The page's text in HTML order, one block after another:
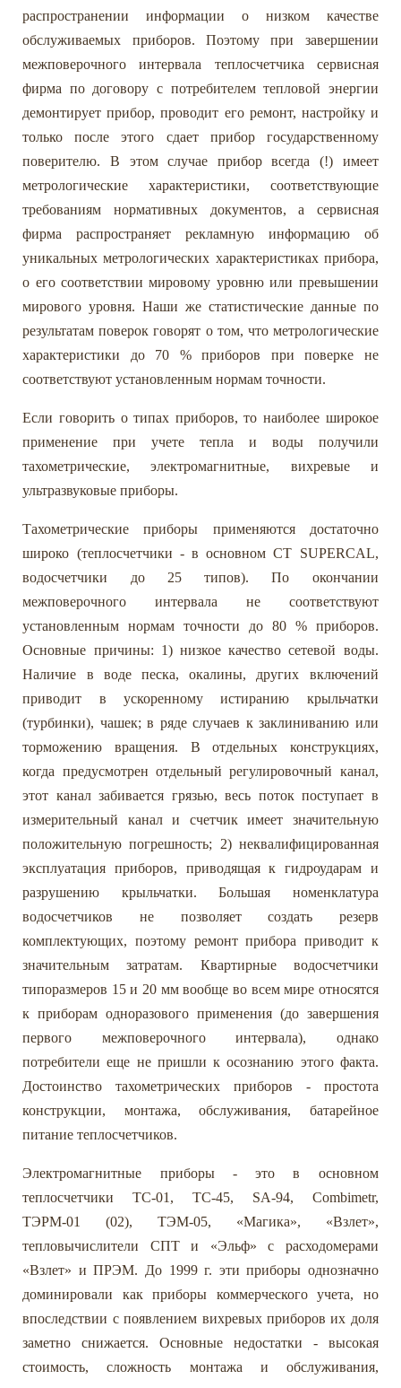
распространении информации о низком качестве
обслуживаемых приборов. Поэтому при завершении
межповерочного интервала теплосчетчика сервисная
фирма по договору с потребителем тепловой энергии
демонтирует прибор, проводит его ремонт, настройку и
только после этого сдает прибор государственному
поверителю. В этом случае прибор всегда (!) имеет
метрологические характеристики, соответствующие
требованиям нормативных документов, а сервисная
фирма распространяет рекламную информацию об
уникальных метрологических характеристиках прибора,
о его соответствии мировому уровню или превышении
мирового уровня. Наши же статистические данные по
результатам поверок говорят о том, что метрологические
характеристики до 70 % приборов при поверке не
соответствуют установленным нормам точности.
Если говорить о типах приборов, то наиболее широкое
применение при учете тепла и воды получили
тахометрические, электромагнитные, вихревые и
ультразвуковые приборы.
Тахометрические приборы применяются достаточно
широко (теплосчетчики - в основном СТ SUPERCAL,
водосчетчики до 25 типов). По окончании
межповерочного интервала не соответствуют
установленным нормам точности до 80 % приборов.
Основные причины: 1) низкое качество сетевой воды.
Наличие в воде песка, окалины, других включений
приводит в ускоренному истиранию крыльчатки
(турбинки), чашек; в ряде случаев к заклиниванию или
торможению вращения. В отдельных конструкциях,
когда предусмотрен отдельный регулировочный канал,
этот канал забивается грязью, весь поток поступает в
измерительный канал и счетчик имеет значительную
положительную погрешность; 2) неквалифицированная
эксплуатация приборов, приводящая к гидроударам и
разрушению крыльчатки. Большая номенклатура
водосчетчиков не позволяет создать резерв
комплектующих, поэтому ремонт прибора приводит к
значительным затратам. Квартирные водосчетчики
типоразмеров 15 и 20 мм вообще во всем мире относятся
к приборам одноразового применения (до завершения
первого межповерочного интервала), однако
потребители еще не пришли к осознанию этого факта.
Достоинство тахометрических приборов - простота
конструкции, монтажа, обслуживания, батарейное
питание теплосчетчиков.
Электромагнитные приборы - это в основном
теплосчетчики ТС-01, ТС-45, SA-94, Combimetr,
ТЭРМ-01 (02), ТЭМ-05, «Магика», «Взлет»,
тепловычислители СПТ и «Эльф» с расходомерами
«Взлет» и ПРЭМ. До 1999 г. эти приборы однозначно
доминировали как приборы коммерческого учета, но
впоследствии с появлением вихревых приборов их доля
заметно снижается. Основные недостатки - высокая
стоимость, сложность монтажа и обслуживания,